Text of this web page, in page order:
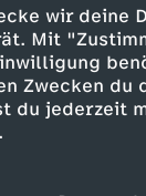
wir deine
Mit
Zwecken du
du jederzeit
informativ